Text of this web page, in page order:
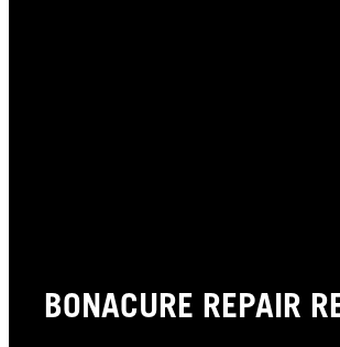
BONACURE REPAIR